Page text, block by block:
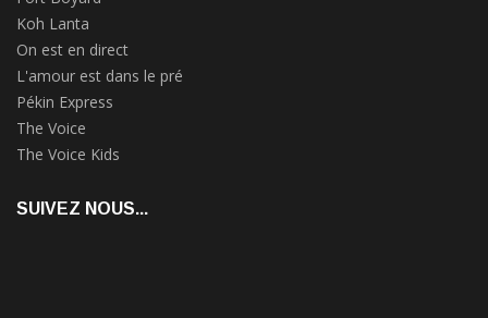
Koh Lanta
On est en direct
L'amour est dans le pré
Pékin Express
The Voice
The Voice Kids
SUIVEZ NOUS...